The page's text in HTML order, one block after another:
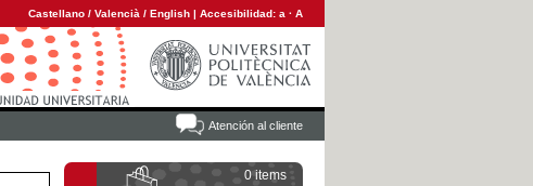
Castellano / Valencià / English | Accesibilidad: a · A
Atención al cliente
0 items